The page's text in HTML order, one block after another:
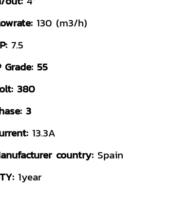
130 (m3/h)
7.5
Grade: 55
380
3
13.3A
country:Spain
1year